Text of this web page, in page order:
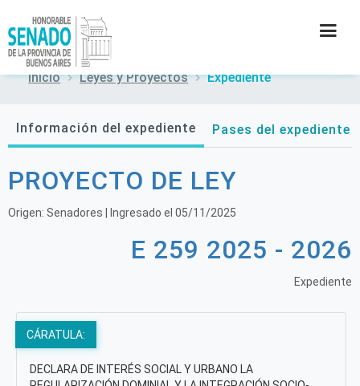
SECRETARÍAS
PRENSA
Inicio Leyes y Proyectos Expediente
Información del expediente Pases del expediente
PROYECTO DE LEY
Origen: Senadores | Ingresado el 05/11/2025
E 259 2025 - 2026
Expediente
CÁRATULA:
DECLARA DE INTERÉS SOCIAL Y URBANO LA